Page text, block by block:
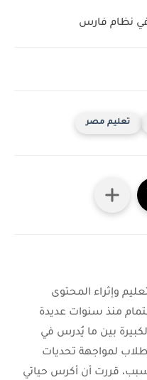
في نظام فارس
تعليم مصر
وإثراء المحتوى
منذ سنوات عديدة
بين ما يُدرس في
لمواجهة تحديات
قررت أن أكرس حياتي